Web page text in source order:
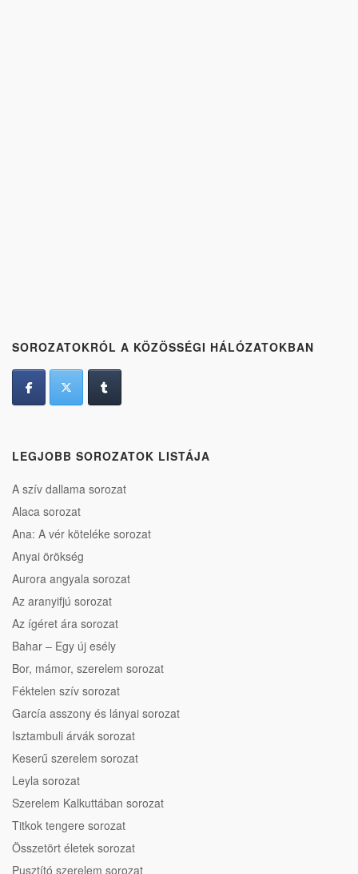
SOROZATOKRÓL A KÖZÖSSÉGI HÁLÓZATOKBAN
LEGJOBB SOROZATOK LISTÁJA
A szív dallama sorozat
Alaca sorozat
Ana: A vér köteléke sorozat
Anyai örökség
Aurora angyala sorozat
Az aranyifjú sorozat
Az ígéret ára sorozat
Bahar – Egy új esély
Bor, mámor, szerelem sorozat
Féktelen szív sorozat
García asszony és lányai sorozat
Isztambuli árvák sorozat
Keserű szerelem sorozat
Leyla sorozat
Szerelem Kalkuttában sorozat
Titkok tengere sorozat
Összetört életek sorozat
Pusztító szerelem sorozat